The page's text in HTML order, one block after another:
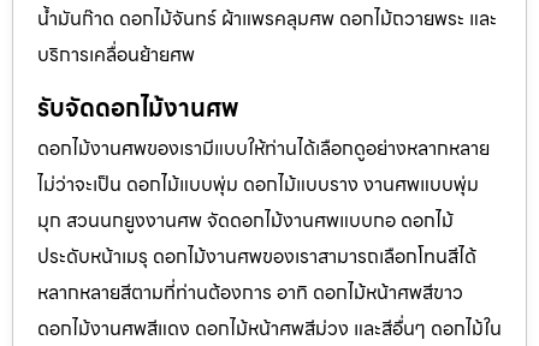
น้ำมันก๊าด ดอกไม้จันทร์ ผ้าแพรคลุมศพ ดอกไม้ถวายพระ และ
บริการเคลื่อนย้ายศพ
รับจัดดอกไม้งานศพ
ดอกไม้งานศพของเรามีแบบให้ท่านได้เลือกดูอย่างหลากหลาย
ไม่ว่าจะเป็น ดอกไม้แบบพุ่ม ดอกไม้แบบราง งานศพแบบพุ่ม
มุก สวนนกยูงงานศพ จัดดอกไม้งานศพแบบกอ ดอกไม้
ประดับหน้าเมรุ ดอกไม้งานศพของเราสามารถเลือกโทนสีได้
หลากหลายสีตามที่ท่านต้องการ อาทิ ดอกไม้หน้าศพสีขาว
ดอกไม้งานศพสีแดง ดอกไม้หน้าศพสีม่วง และสีอื่นๆ ดอกไม้ใน